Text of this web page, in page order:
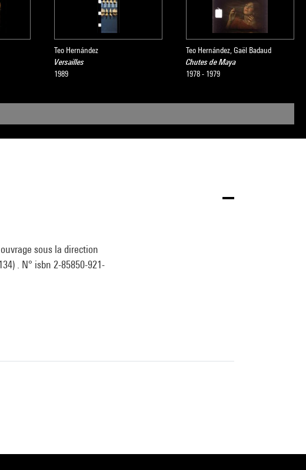
Teo Hernández
Versailles
1989
Teo Hernández, Gaël Badaud
Chutes de Maya
1978 - 1979
sous la direction
. N° isbn 2-85850-921-